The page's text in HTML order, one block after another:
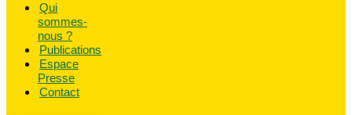
Qui
sommes-
nous ?
Publications
Espace
Presse
Contact